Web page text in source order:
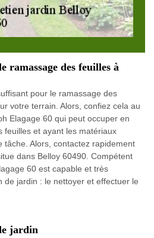
ramassage des feuilles à
pour le ramassage des
votre terrain. Alors, confiez cela au
Elagage 60 qui peut occuper en
feuilles et ayant les matériaux
tâche. Alors, contactez rapidement
dans Belloy 60490. Compétent
60 est capable et très
de jardin : le nettoyer et effectuer le
jardin